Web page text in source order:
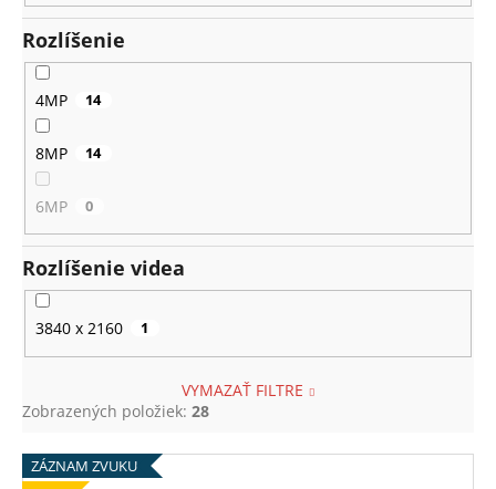
Rozlíšenie
4MP 14
8MP 14
6MP 0
Rozlíšenie videa
3840 x 2160 1
VYMAZAŤ FILTRE
Zobrazených položiek: 28
VZÁZNAM ZVUKU